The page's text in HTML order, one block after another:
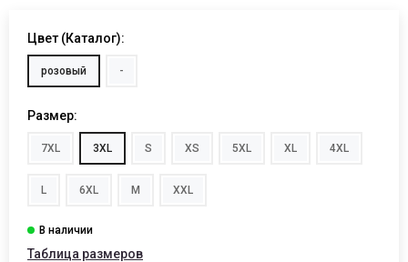
Цвет (Каталог):
розовый -
Размер:
7XL 3XL S XS 5XL XL 4XL
L 6XL M XXL
Таблица размеров